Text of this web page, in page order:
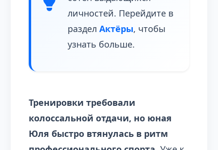
личностей. Перейдите в
разделАктёры, чтобы
узнать больше.
Тренировки требовали
колоссальной отдачи, но юная
Юля быстро втянулась в ритм